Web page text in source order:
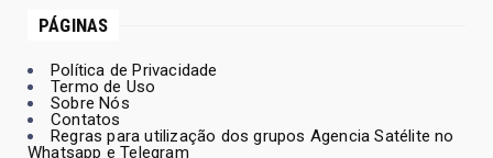
PÁGINAS
Política de Privacidade
Termo de Uso
Sobre Nós
Contatos
Regras para utilização dos grupos Agencia Satélite no
Whatsapp e Telegram